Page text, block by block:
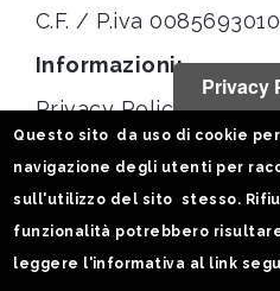
C.F. / P.iva
Informazioni:
Privacy Policy
Statistiche
Seguici su:
Privacy
Questo sito da uso di cookie
navigazione degli utenti per
sull'utilizzo del sito stesso.
funzionalità potrebbero
leggere l'informativa al link